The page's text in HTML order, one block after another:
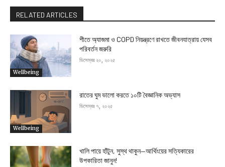
RELATED ARTICLES
Wellbeing
শীতে অ্যাজমা ও COPD নিয়ন্ত্রণে রাখতে জীবনযাত্রায় যেসব
পরিবর্তন জরুরি
ডিসেম্বর ২০, ২০২৫
Wellbeing
রাতের ঘুম ভালো করতে ১০টি বৈজ্ঞানিক অভ্যাস
ডিসেম্বর ৭, ২০২৫
খালি পায়ে হাঁটুন, সুস্থ থাকুন—আর্থিংয়ের সত্যিকারের
উপকারিতা জানুন!